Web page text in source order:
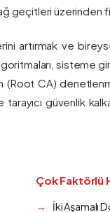
ağ geçitleri üzerinden
artırmak ve
sisteme
CA)
tarayıcı güvenlik
Çok Faktörlü
İki Aşamalı